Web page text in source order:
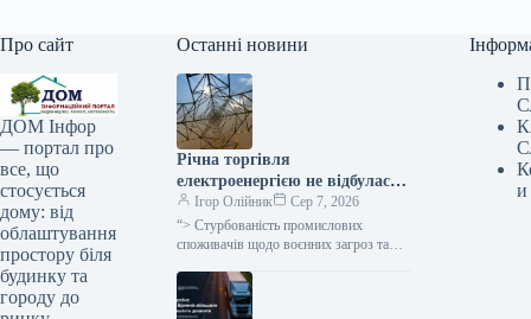
Про сайт
ДОМ Інфор
— портал про
все, що
стосується
дому: від
облаштування
простору біля
будинку та
городу до
Останні новини
Річна торгівля
електроенергією не відбулася
через воєнні загрози для
покупців та надмірну
вартість, повідомив народний
Ігор Олійник
Сер 7, 2026
“> Стурбованість промислових
споживачів щодо воєнних загроз та
причинами невдачі аукціону з
реалізації електроенергії за
и